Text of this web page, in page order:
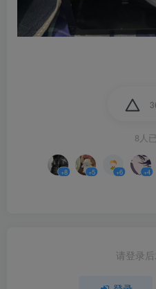
8人
+8 +5 +6 +4
请登录